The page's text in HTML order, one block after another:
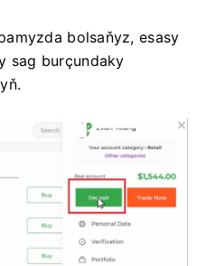
bolsaňyz, esasy
sag burçundaky